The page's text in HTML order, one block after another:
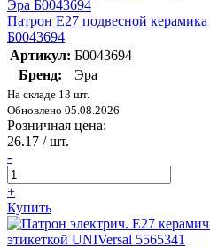
Патрон E27 подвесной
Б0043694
Артикул: Б0043694
Бренд:
Эра
На складе 13 шт.
Обновлено 05.08.2026
Розничная цена:
26.17 / шт.
-
+
Купить